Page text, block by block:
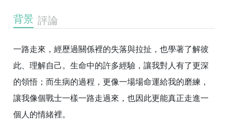
背景 評論
一路走來，經歷過關係裡的失落與拉扯，也學著了解彼
此、理解自己。生命中的許多經驗，讓我對人有了更深
的領悟；而生病的過程，更像一場場命運給我的磨練，
讓我像個戰士一樣一路走過來，也因此更能真正走進一
個人的情緒裡。